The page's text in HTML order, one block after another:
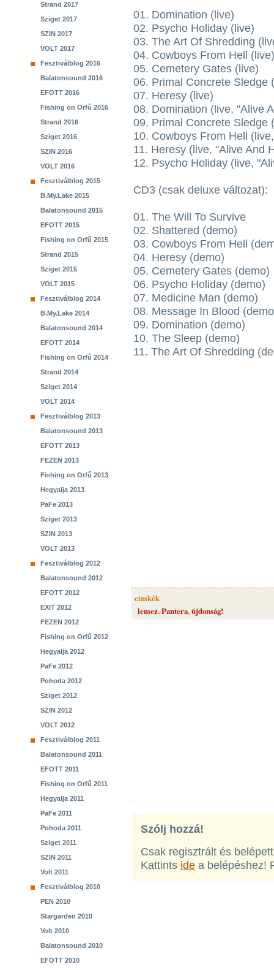
Strand 2017
Sziget 2017
SZIN 2017
VOLT 2017
Fesztiválblog 2016
Balatonsound 2016
EFOTT 2016
Fishing on Orfű 2016
Strand 2016
Sziget 2016
SZIN 2016
VOLT 2016
Fesztiválblog 2015
B.My.Lake 2015
Balatonsound 2015
EFOTT 2015
Fishing on Orfű 2015
Strand 2015
Sziget 2015
VOLT 2015
Fesztiválblog 2014
B.My.Lake 2014
Balatonsound 2014
EFOTT 2014
Fishing on Orfű 2014
Strand 2014
Sziget 2014
VOLT 2014
Fesztiválblog 2013
Balatonsound 2013
EFOTT 2013
FEZEN 2013
Fishing on Orfű 2013
Hegyalja 2013
PaFe 2013
Sziget 2013
SZIN 2013
VOLT 2013
Fesztiválblog 2012
Balatonsound 2012
EFOTT 2012
EXIT 2012
FEZEN 2012
Fishing on Orfű 2012
Hegyalja 2012
PaFe 2012
Pohoda 2012
Sziget 2012
SZIN 2012
VOLT 2012
Fesztiválblog 2011
Balatonsound 2011
EFOTT 2011
Fishing on Orfű 2011
Hegyalja 2011
PaFe 2011
Pohoda 2011
Sziget 2011
SZIN 2011
Volt 2011
Fesztiválblog 2010
PEN 2010
Stargarden 2010
Volt 2010
Balatonsound 2010
EFOTT 2010
01. Domination (live)
02. Psycho Holiday (live)
03. The Art Of Shredding
04. Cowboys From Hell (live)
05. Cemetery Gates (live)
06. Primal Concrete Sledge
07. Heresy (live)
08. Domination (live, "Alive
09. Primal Concrete Sledge
10. Cowboys From Hell
11. Heresy (live, "Alive And
12. Psycho Holiday (live,
CD3 (csak deluxe változat):
01. The Will To Survive
02. Shattered (demo)
03. Cowboys From Hell
04. Heresy (demo)
05. Cemetery Gates (demo)
06. Psycho Holiday (demo)
07. Medicine Man (demo)
08. Message In Blood
09. Domination (demo)
10. The Sleep (demo)
11. The Art Of Shredding
cimkék
lemez,Pantera,újdonság!
Szólj hozzá!
Csak regisztrált és
Kattints ide a belépéshez!